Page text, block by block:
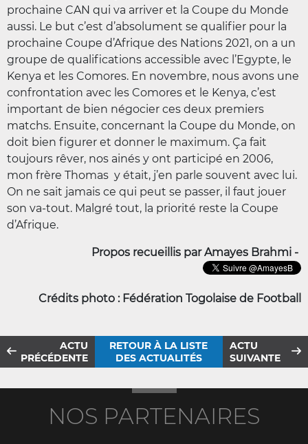
prochaine CAN qui va arriver et la Coupe du Monde
aussi. Le but c’est d’absolument se qualifier pour la
prochaine Coupe d’Afrique des Nations 2021, on a un
groupe de qualifications accessible avec l’Egypte, le
Kenya et les Comores. En novembre, nous avons une
confrontation avec les Comores et le Kenya, c’est
important de bien négocier ces deux premiers
matchs. Ensuite, concernant la Coupe du Monde, on
doit bien figurer et donner le maximum. Ça fait
toujours rêver, nos ainés y ont participé en 2006,
mon frère Thomas y était, j’en parle souvent avec lui.
On ne sait jamais ce qui peut se passer, il faut jouer
son va-tout. Malgré tout, la priorité reste la Coupe
d’Afrique.
Propos recueillis par Amayes Brahmi -
Crédits photo : Fédération Togolaise de Football
ACTU
PRÉCÉDENTE
RETOUR À LA LISTE
DES ACTUALITÉS
ACTU
SUIVANTE
NOS PARTENAIRES